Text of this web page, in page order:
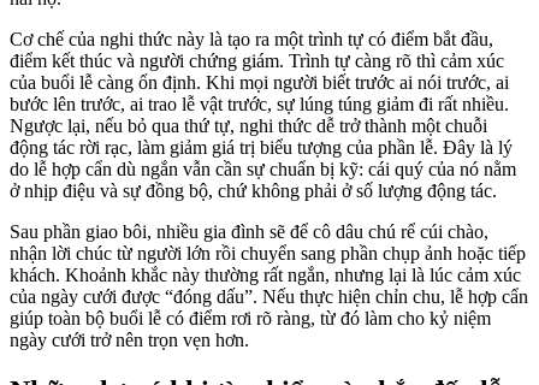
Cơ chế của nghi thức này là tạo ra một trình tự có điểm bắt đầu,
điểm kết thúc và người chứng giám. Trình tự càng rõ thì cảm xúc
của buổi lễ càng ổn định. Khi mọi người biết trước ai nói trước, ai
bước lên trước, ai trao lễ vật trước, sự lúng túng giảm đi rất nhiều.
Ngược lại, nếu bỏ qua thứ tự, nghi thức dễ trở thành một chuỗi
động tác rời rạc, làm giảm giá trị biểu tượng của phần lễ. Đây là lý
do lễ hợp cẩn dù ngắn vẫn cần sự chuẩn bị kỹ: cái quý của nó nằm
ở nhịp điệu và sự đồng bộ, chứ không phải ở số lượng động tác.
Sau phần giao bôi, nhiều gia đình sẽ để cô dâu chú rể cúi chào,
nhận lời chúc từ người lớn rồi chuyển sang phần chụp ảnh hoặc tiếp
khách. Khoảnh khắc này thường rất ngắn, nhưng lại là lúc cảm xúc
của ngày cưới được “đóng dấu”. Nếu thực hiện chỉn chu, lễ hợp cẩn
giúp toàn bộ buổi lễ có điểm rơi rõ ràng, từ đó làm cho kỷ niệm
ngày cưới trở nên trọn vẹn hơn.